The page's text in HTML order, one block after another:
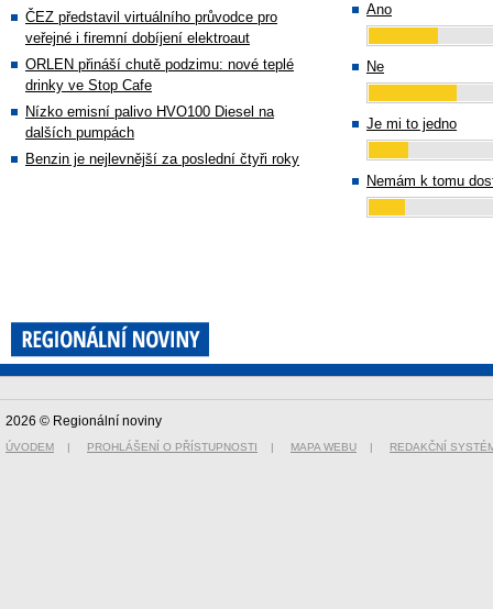
ČEZ představil virtuálního průvodce pro
veřejné i firemní dobíjení elektroaut
ORLEN přináší chutě podzimu: nové teplé
drinky ve Stop Cafe
Nízko emisní palivo HVO100 Diesel na
dalších pumpách
Benzin je nejlevnější za poslední čtyři roky
Ano
Ne
Je mi to jedno
Nemám k tomu
2026 © Regionální noviny
ÚVODEM | PROHLÁŠENÍ O PŘÍSTUPNOSTI | MAPA WEBU | REDAKČNÍ